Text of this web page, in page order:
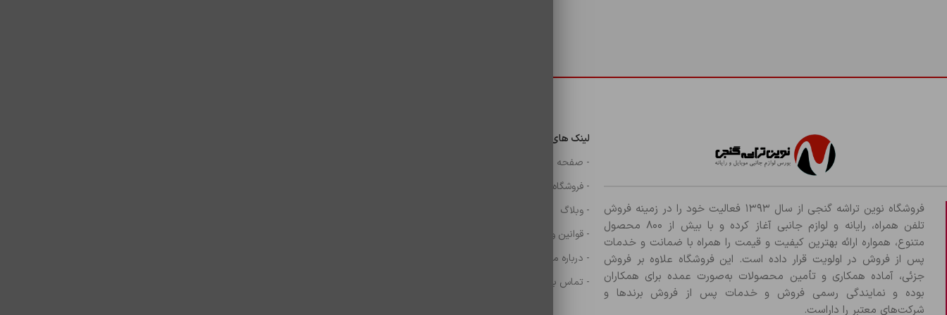
فروشگاه نوین تراشه گنجی از سال ۱۳۹۳ فعالیت خود را در زمینه فروش
تلفن همراه، رایانه و لوازم جانبی آغاز کرده و با بیش از ۸۰۰ محصول
متنوع، همواره ارائه بهترین کیفیت و قیمت را همراه با ضمانت و خدمات
پس از فروش در اولویت قرار داده است. این فروشگاه علاوه بر فروش
جزئی، آماده همکاری و تأمین محصولات به‌صورت عمده برای همکاران
بوده و نمایندگی رسمی فروش و خدمات پس از فروش برندها و
شرکت‌های معتبر را داراست.
لینک های مهم
- صفحه اصلی
- فروشگاه
- وبلاگ
- قوانین و مقررات
- درباره ما
- تماس با ما